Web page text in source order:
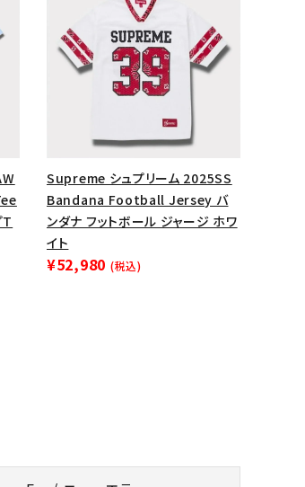
T
Supreme シュプリーム 2025SS
Bandana Football Jersey バ
ンダナ フットボール ジャージ ホワ
イト
¥52,980 (税込)